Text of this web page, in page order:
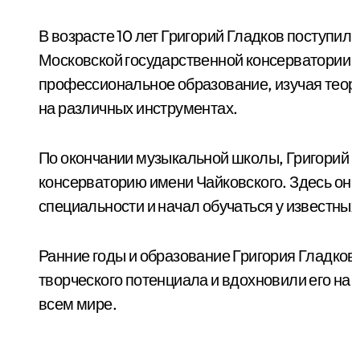
В возрасте 10 лет Григорий Гладков
Московской государственной
профессиональное образование, изучая
на различных инструментах.
По окончании музыкальной школы,
консерваторию имени Чайковского. Здесь
специальности и начал обучаться у
Ранние годы и образование Григория
творческого потенциала и вдохновили его
всем мире.